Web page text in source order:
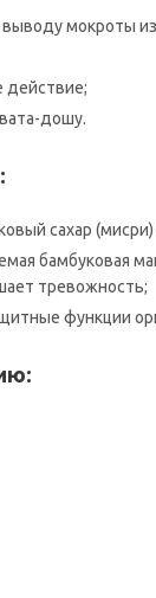
мокроты
дошу.
сахар
бамбуковая
тревожность;
функции